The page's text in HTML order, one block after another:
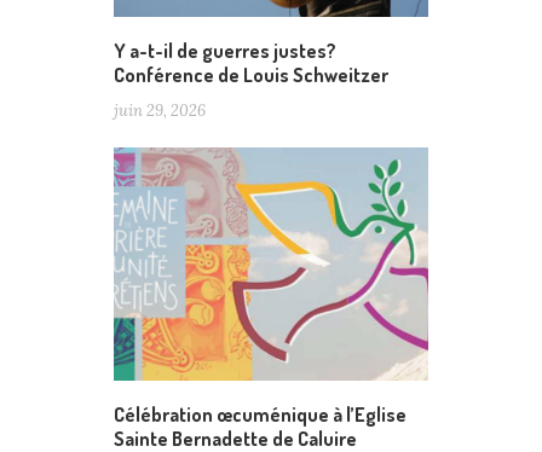
Y a-t-il de guerres justes?
Conférence de Louis Schweitzer
juin 29, 2026
Célébration œcuménique à l’Eglise
Sainte Bernadette de Caluire